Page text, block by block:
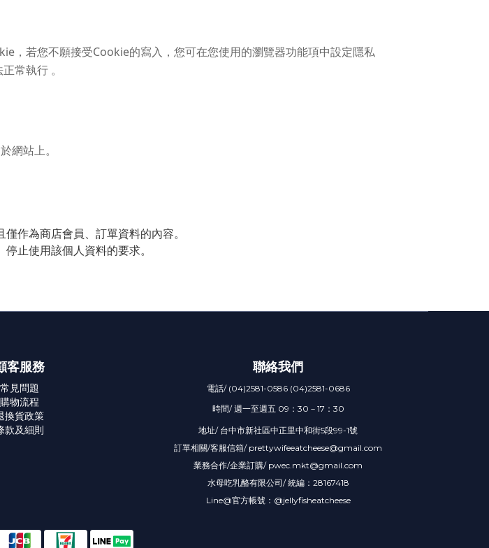
，若您不願接受Cookie的寫入，您可在您使用的瀏覽器功能項中設定隱私
常執行 。
網站上。
作為商店會員、訂單資料的內容。
止使用該個人資料的要求。
客服務
常見問題
購物流程
換貨政策
款及細則
聯絡我們
電話/ (04)2581-0586 (04)2581-0686
時間/ 週一至週五 09：30－17：30
地址/ 台中市新社區中正里中和街5段99-1號
訂單相關/客服信箱/ prettywifeeatcheese@gmail.com
業務合作/企業訂購/ pwec.mkt@gmail.com
水母吃乳酪有限公司/ 統編：28167418
Line@官方帳號：@jellyfisheatcheese